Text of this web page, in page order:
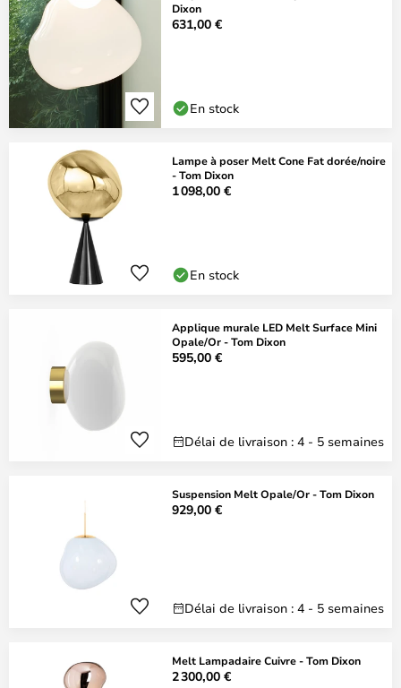
Dixon
631,00 €
En stock
Lampe à poser Melt Cone Fat dorée/noire
- Tom Dixon
1 098,00 €
En stock
Applique murale LED Melt Surface Mini
Opale/Or - Tom Dixon
595,00 €
Délai de livraison : 4 - 5 semaines
Suspension Melt Opale/Or - Tom Dixon
929,00 €
Délai de livraison : 4 - 5 semaines
Melt Lampadaire Cuivre - Tom Dixon
2 300,00 €